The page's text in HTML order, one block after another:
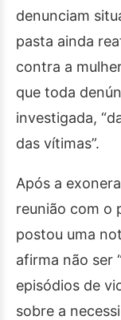
denunciam
pasta ainda
contra a
que toda
investigada,
das vítimas”.
Após a
reunião com o
postou uma
afirma não ser
episódios de
sobre a